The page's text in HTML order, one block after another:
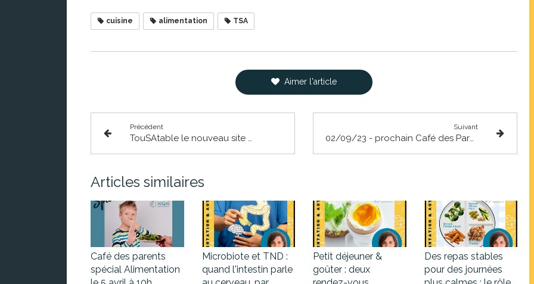
cuisine alimentation TSA
Aimer l'article
Précédent Suivant
Articles similaires
Café des parents
spécial Alimentation
Microbiote et TND :
quand l'intestin parle
Petit déjeuner &
goûter : deux
Des repas stables
pour des journées